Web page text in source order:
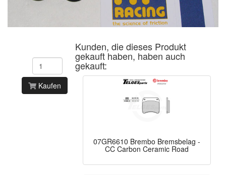
Kaufen
Kunden, die dieses Produkt
gekauft haben, haben auch
gekauft:
07GR6610 Brembo Bremsbelag -
CC Carbon Ceramic Road